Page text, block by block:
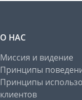
О НАС
Миссия и видение
Принципы
Принципы
клиентов